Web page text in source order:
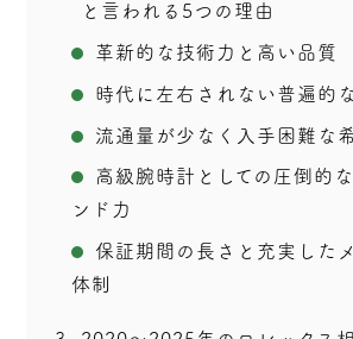
と言われる5つの理由
革新的な技術力と高い品質
時代に左右されない普遍的
流通量が少なく入手困難な
高級腕時計としての圧倒的
ンド力
保証期間の長さと充実した
体制